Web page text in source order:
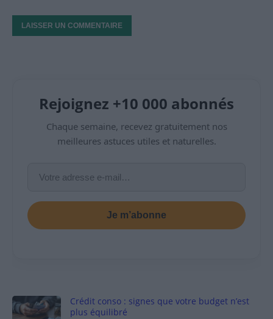
Rejoignez +10 000 abonnés
Chaque semaine, recevez gratuitement nos
meilleures astuces utiles et naturelles.
Je m’abonne
Crédit conso : signes que votre budget n’est
plus équilibré